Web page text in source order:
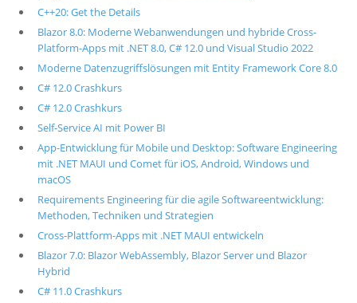
C++20: Get the Details
Blazor 8.0: Moderne Webanwendungen und hybride Cross-
Platform-Apps mit .NET 8.0, C# 12.0 und Visual Studio 2022
Moderne Datenzugriffslösungen mit Entity Framework Core 8.0
C# 12.0 Crashkurs
C# 12.0 Crashkurs
Self-Service AI mit Power BI
App-Entwicklung für Mobile und Desktop: Software Engineering
mit .NET MAUI und Comet für iOS, Android, Windows und
macOS
Requirements Engineering für die agile Softwareentwicklung:
Methoden, Techniken und Strategien
Cross-Plattform-Apps mit .NET MAUI entwickeln
Blazor 7.0: Blazor WebAssembly, Blazor Server und Blazor
Hybrid
C# 11.0 Crashkurs